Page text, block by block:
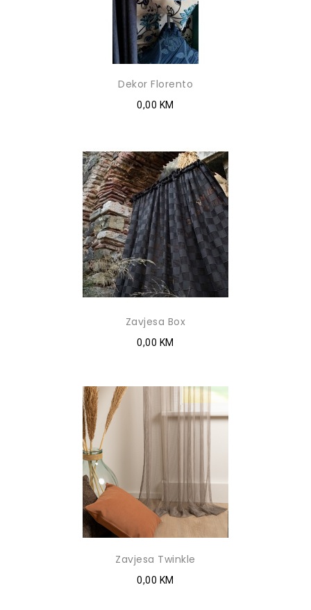
Dekor Florento
0,00 KM
Zavjesa Box
0,00 KM
Zavjesa Twinkle
0,00 KM